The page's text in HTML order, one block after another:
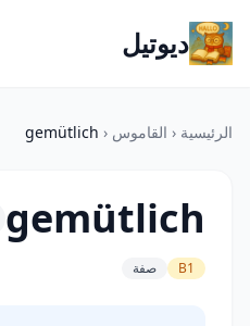
ديوتيل
الرئيسية ‹ القاموس ‹
gemütlich
gemütlich
B1 صفة